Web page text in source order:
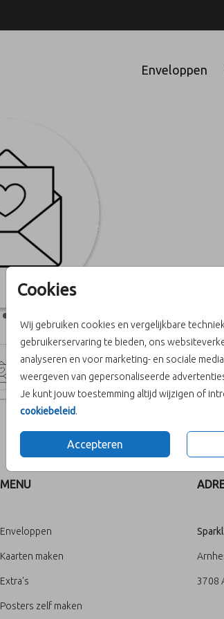
Enveloppen
Cookies
Wij gebruiken cookies en vergelijkbare
gebruikerservaring te bieden, ons
analyseren en voor marketing- en sociale
weergeven van gepersonaliseerde
Je kunt jouw toestemming altijd wijzigen of
cookiebeleid.
Accepteren
MENU
Enveloppen
Kaarten maken
Extra's
Posters zelf maken
3708